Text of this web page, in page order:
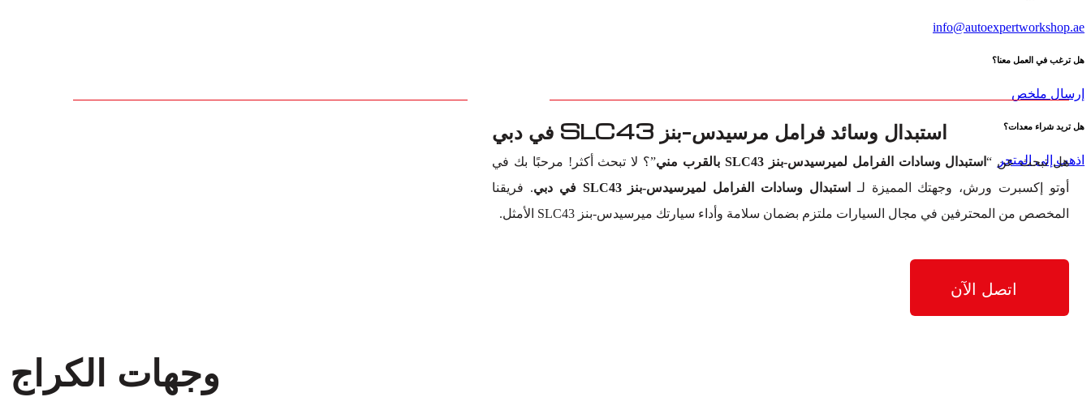
info@autoexpertworkshop.ae
هل ترغب في العمل معنا؟
إرسال ملخص
هل تريد شراء معدات؟
اذهب إلى المتجر
استبدال وسائد فرامل مرسيدس-بنز SLC43 في دبي
هل تبحث عن “استبدال وسادات الفرامل لميرسيدس-بنز SLC43 بالقرب مني
”؟ لا تبحث أكثر! مرحبًا بك في
أوتو إكسبرت ورش، وجهتك المميزة لـ
استبدال وسادات الفرامل لميرسيدس-بنز SLC43 في دبي
. فريقنا
المخصص من المحترفين في مجال السيارات ملتزم بضمان سلامة وأداء سيارتك ميرسيدس-بنز SLC43 الأمثل.
اتصل الآن
وجهات الكراج